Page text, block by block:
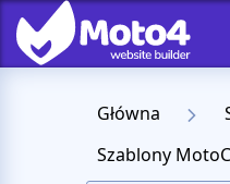
Główna
Szablony